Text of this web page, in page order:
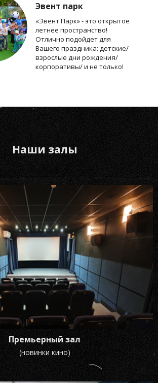
Эвент парк
«Эвент Парк» - это открытое
летнее пространство!
Отлично подойдет для
Вашего праздника: детские/
взрослые дни рождения/
корпоративы/ и не только!
Наши залы
Премьерный зал
(новинки кино)